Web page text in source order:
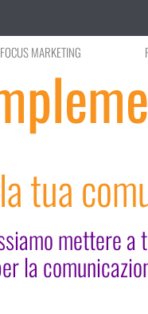
FOCUS MARKETING
tua
mettere a
la